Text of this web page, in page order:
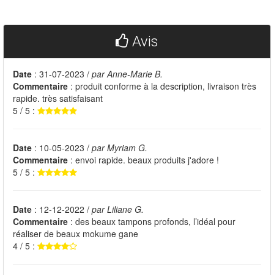
Avis
Date : 31-07-2023 / par Anne-Marie B.
Commentaire : produit conforme à la description, livraison très
rapide. très satisfaisant
5 / 5 :
Date : 10-05-2023 / par Myriam G.
Commentaire : envoi rapide. beaux produits j'adore !
5 / 5 :
Date : 12-12-2022 / par Liliane G.
Commentaire : des beaux tampons profonds, l’idéal pour
réaliser de beaux mokume gane
4 / 5 :